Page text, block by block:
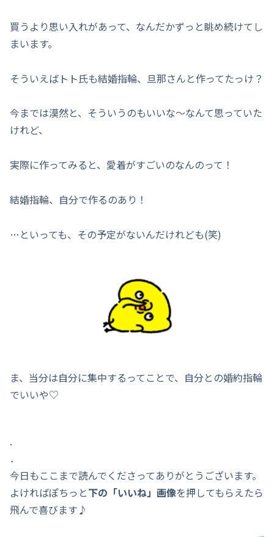
買うより思い入れがあって、なんだかずっと眺め続けてし
まいます。
そういえばトト氏も結婚指輪、旦那さんと作ってたっけ？
今までは漠然と、そういうのもいいな～なんて思っていた
けれど、
実際に作ってみると、愛着がすごいのなんのって！
結婚指輪、自分で作るのあり！
…といっても、その予定がないんだけれども(笑)
ま、当分は自分に集中するってことで、自分との婚約指輪
でいいや♡
.
．
今日もここまで読んでくださってありがとうございます。
よければぽちっと下の「いいね」画像を押してもらえたら
飛んで喜びます♪